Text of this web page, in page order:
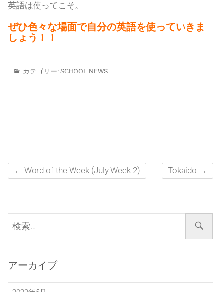
英語は使ってこそ。
ぜひ色々な場面で自分の英語を使っていきま
しょう！！
カテゴリー:SCHOOL NEWS
← Word of the Week (July Week 2) Tokaido →
索…
アーカイブ